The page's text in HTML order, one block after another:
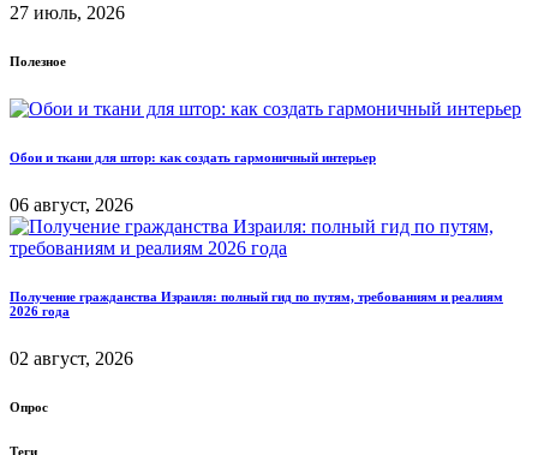
27 июль, 2026
Полезное
Обои и ткани для штор: как создать гармоничный интерьер
06 август, 2026
Получение гражданства Израиля: полный гид по путям, требованиям и реалиям
2026 года
02 август, 2026
Опрос
Теги